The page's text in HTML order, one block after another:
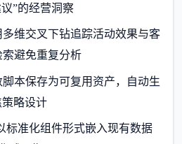
”的经营洞察
多维交叉下钻追踪活动效果与客
避免重复分析
本保存为可复用资产，自动生
略设计
标准化组件形式嵌入现有数据